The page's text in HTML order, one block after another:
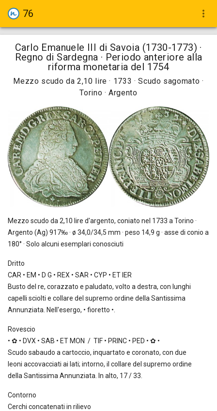
76 more_vert
Carlo Emanuele III di Savoia (1730-1773) ·
Regno di Sardegna · Periodo anteriore alla
riforma monetaria del 1754
Mezzo scudo da 2,10 lire · 1733 · Scudo sagomato ·
Torino · Argento
Mezzo scudo da 2,10 lire d'argento, coniato nel 1733 a Torino ·
Argento (Ag) 917‰ · ø 34,0/34,5 mm · peso 14,9 g · asse di conio a
180° · Solo alcuni esemplari conosciuti
Dritto
CAR • EM • D G • REX • SAR • CYP • ET IER
Busto del re, corazzato e paludato, volto a destra, con lunghi
capelli sciolti e collare del supremo ordine della Santissima
Annunziata. Nell'esergo, • fioretto •.
Rovescio
• ✿ • DVX • SAB • ET MON / TIF • PRINC • PED • ✿ •
Scudo sabaudo a cartoccio, inquartato e coronato, con due
leoni accovacciati ai lati; intorno, il collare del supremo ordine
della Santissima Annunziata. In alto, 17 / 33.
Contorno
Cerchi concatenati in rilievo